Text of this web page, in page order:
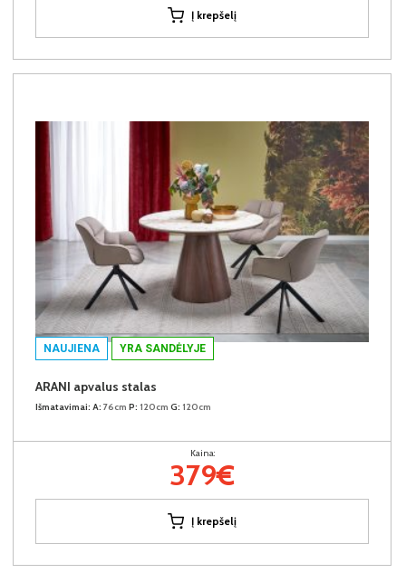
Į krepšelį
NAUJIENA YRA SANDĖLYJE
ARANI apvalus stalas
Išmatavimai: A: 76cm P: 120cm G: 120cm
Kaina:
379€
Į krepšelį